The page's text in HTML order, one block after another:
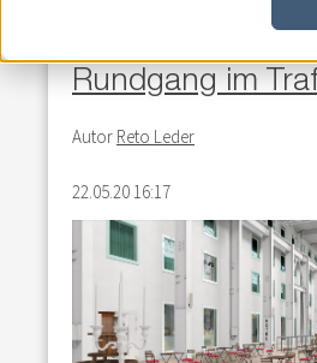
Virtueller
Rundgang im
Autor Reto Leder
22.05.20 16:17